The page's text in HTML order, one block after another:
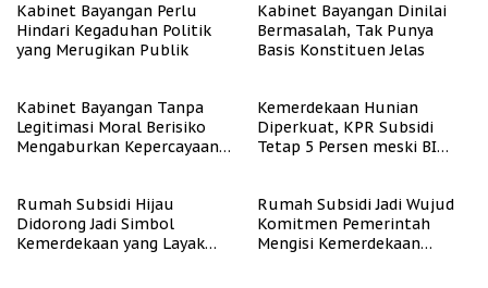
Kabinet Bayangan Perlu
Hindari Kegaduhan Politik
yang Merugikan Publik
Kabinet Bayangan Dinilai
Bermasalah, Tak Punya
Basis Konstituen Jelas
Kabinet Bayangan Tanpa
Legitimasi Moral Berisiko
Mengaburkan Kepercayaan
Kemerdekaan Hunian
Diperkuat, KPR Subsidi
Tetap 5 Persen meski BI
Rumah Subsidi Hijau
Didorong Jadi Simbol
Kemerdekaan yang Layak
Rumah Subsidi Jadi Wujud
Komitmen Pemerintah
Mengisi Kemerdekaan